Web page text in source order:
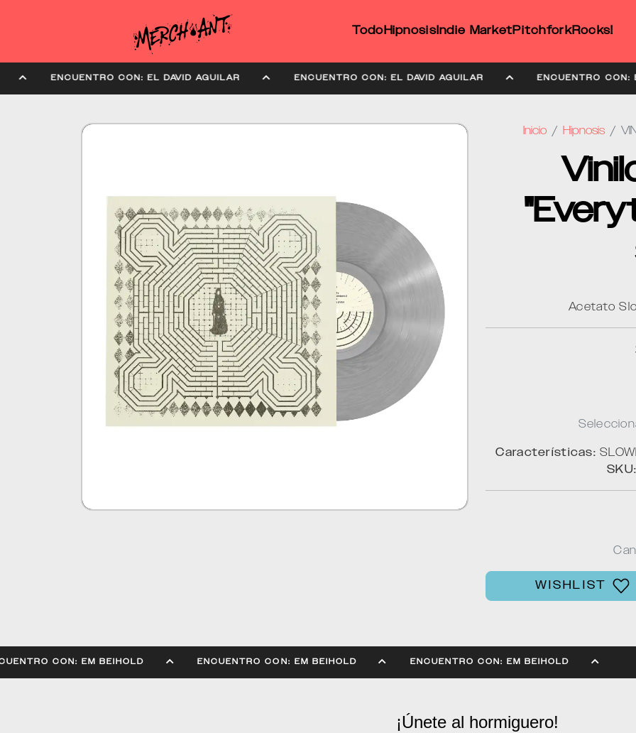
TodoHipnosisIndie MarketPitchforkRocks!
ENCUENTRO CON: EL DAVID AGUILAR ENCUENTRO CON: EL DAVID AGUILAR ENCUENTRO
Inicio Hipnosis
Acetato
Características:
SKU:
WISHLIST
ENCUENTRO CON: EM BEIHOLD ENCUENTRO CON: EM BEIHOLD ENCUENTRO CON: EM BEIHOLD
¡Únete al hormiguero!